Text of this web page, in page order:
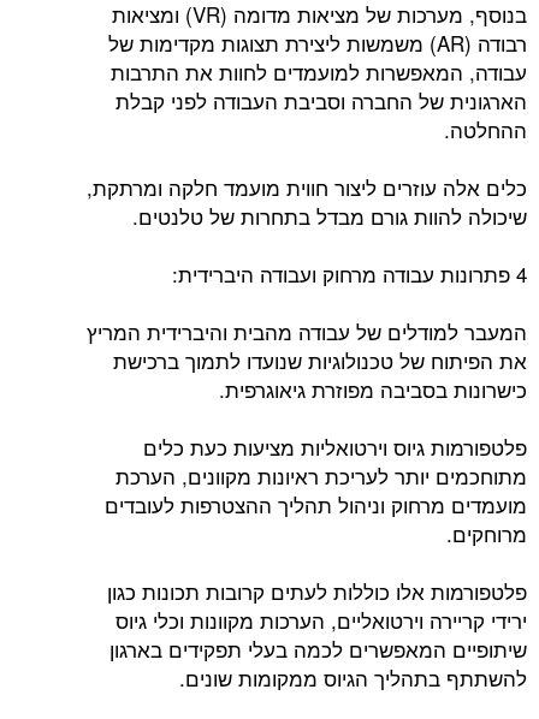
בנוסף, מערכות של מציאות מדומה (VR) ומציאות
רבודה (AR) משמשות ליצירת תצוגות מקדימות של
עבודה, המאפשרות למועמדים לחוות את התרבות
הארגונית של החברה וסביבת העבודה לפני קבלת
ההחלטה.
כלים אלה עוזרים ליצור חווית מועמד חלקה ומרתקת,
שיכולה להוות גורם מבדל בתחרות של טלנטים.
4 פתרונות עבודה מרחוק ועבודה היברידית:
המעבר למודלים של עבודה מהבית והיברידית המריץ
את הפיתוח של טכנולוגיות שנועדו לתמוך ברכישת
כישרונות בסביבה מפוזרת גיאוגרפית.
פלטפורמות גיוס וירטואליות מציעות כעת כלים
מתוחכמים יותר לעריכת ראיונות מקוונים, הערכת
מועמדים מרחוק וניהול תהליך ההצטרפות לעובדים
מרוחקים.
פלטפורמות אלו כוללות לעתים קרובות תכונות כגון
ירידי קריירה וירטואליים, הערכות מקוונות וכלי גיוס
שיתופיים המאפשרים לכמה בעלי תפקידים בארגון
להשתתף בתהליך הגיוס ממקומות שונים.